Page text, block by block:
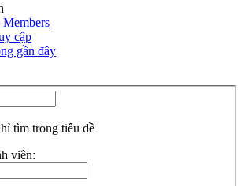
cập
gần đây
tìm trong tiêu đề
viên: